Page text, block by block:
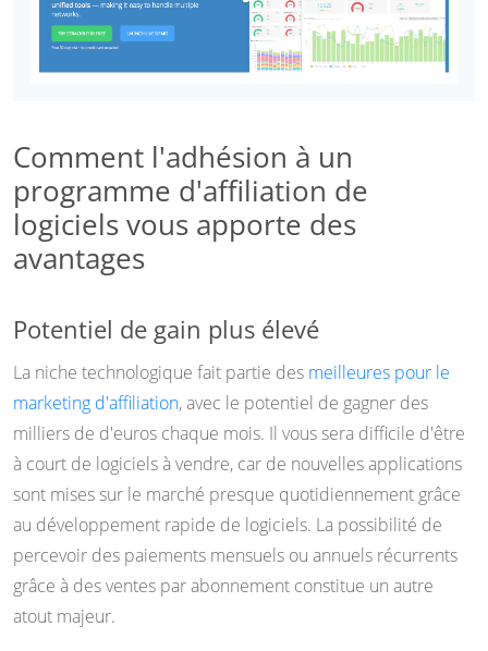
Comment l'adhésion à un
programme d'affiliation de
logiciels vous apporte des
avantages
Potentiel de gain plus élevé
La niche technologique fait partie des meilleures pour le
marketing d'affiliation, avec le potentiel de gagner des
milliers de d'euros chaque mois. Il vous sera difficile d'être
à court de logiciels à vendre, car de nouvelles applications
sont mises sur le marché presque quotidiennement grâce
au développement rapide de logiciels. La possibilité de
percevoir des paiements mensuels ou annuels récurrents
grâce à des ventes par abonnement constitue un autre
atout majeur.